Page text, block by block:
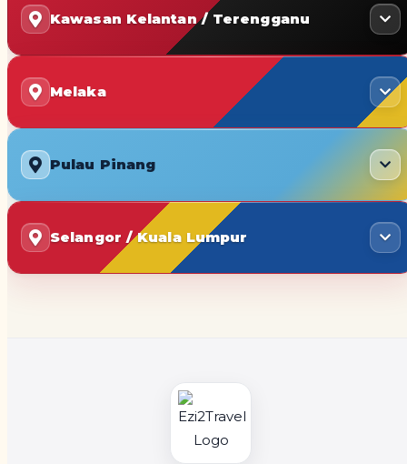
Kawasan Kelantan / Terengganu
Melaka
Pulau Pinang
Selangor / Kuala Lumpur